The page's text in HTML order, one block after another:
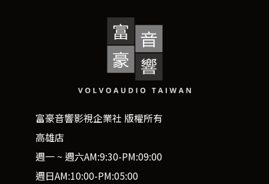
富豪音響影視企業社 版權所有
高雄店
週一 ~ 週六AM:9:30-PM:09:00
週日AM:10:00-PM:05:00